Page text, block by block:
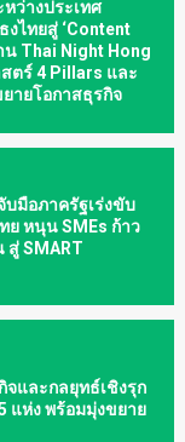
ว่างประเทศ
ไทยสู่ ‘Content
น Thai Night Hong
ตร์ 4 Pillars และ
ายโอกาสธุรกิจ
บมือภาครัฐเร่งขับ
ย หนุน SMEs ก้าว
สู่ SMART
จและกลยุทธ์เชิงรุก
แห่ง พร้อมมุ่งขยาย